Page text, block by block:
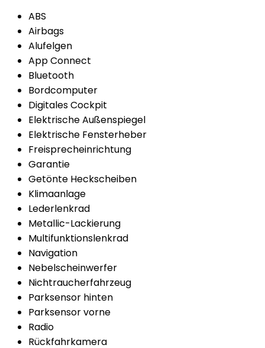
ABS
Airbags
Alufelgen
App Connect
Bluetooth
Bordcomputer
Digitales Cockpit
Elektrische Außenspiegel
Elektrische Fensterheber
Freisprecheinrichtung
Garantie
Getönte Heckscheiben
Klimaanlage
Lederlenkrad
Metallic-Lackierung
Multifunktionslenkrad
Navigation
Nebelscheinwerfer
Nichtraucherfahrzeug
Parksensor hinten
Parksensor vorne
Radio
Rückfahrkamera